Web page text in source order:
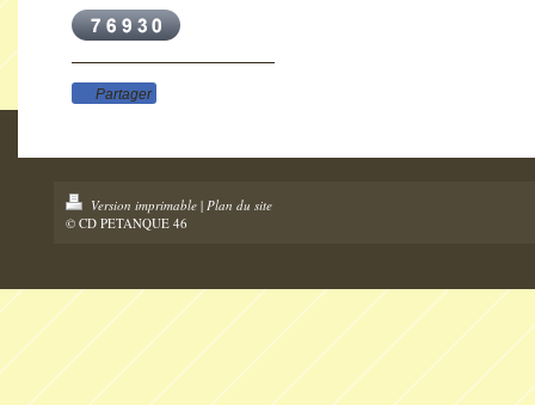
Partager
Version imprimable | Plan du site
© CD PETANQUE 46